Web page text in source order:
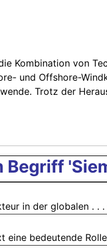
Kombination von
und Offshore-
Trotz der
Begriff
in der globalen . . .
eine bedeutende